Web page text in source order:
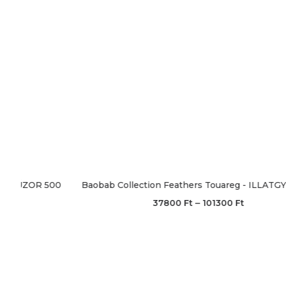
Baobab Collection Feathers Touareg - ILLATGYERTYA
101300Ft